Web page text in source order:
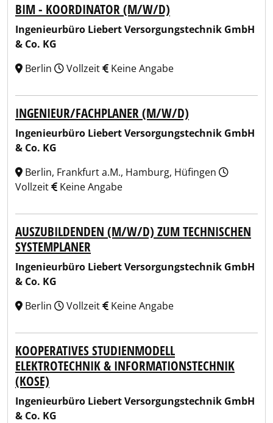
BIM - KOORDINATOR (M/W/D)
Ingenieurbüro Liebert Versorgungstechnik GmbH
& Co. KG
Berlin
Vollzeit Keine Angabe
INGENIEUR/FACHPLANER (M/W/D)
Ingenieurbüro Liebert Versorgungstechnik GmbH
& Co. KG
Berlin, Frankfurt a.M., Hamburg, Hüfingen
Vollzeit
Keine Angabe
AUSZUBILDENDEN (M/W/D) ZUM TECHNISCHEN
SYSTEMPLANER
Ingenieurbüro Liebert Versorgungstechnik GmbH
& Co. KG
Berlin
Vollzeit Keine Angabe
KOOPERATIVES STUDIENMODELL
ELEKTROTECHNIK & INFORMATIONSTECHNIK
(KOSE)
Ingenieurbüro Liebert Versorgungstechnik GmbH
& Co. KG